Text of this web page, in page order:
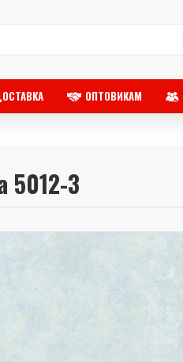
ОПТОВИКАМ
5012-3